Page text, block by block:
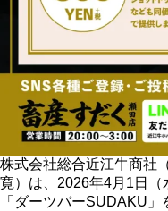
株式会社総合近江牛商社
寛）は、2026年4月1日（
「ダーツバーSUDAKU」